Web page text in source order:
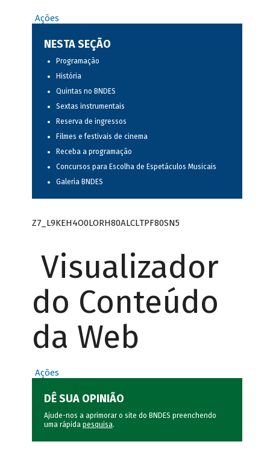
Ações
NESTA SEÇÃO
Programação
História
Quintas no BNDES
Sextas instrumentais
Reserva de ingressos
Filmes e festivais de cinema
Receba a programação
Concursos para Escolha de Espetáculos Musicais
Galeria BNDES
Z7_L9KEH4O0LORH80ALCLTPF80SN5
Visualizador
do Conteúdo
da Web
Ações
DÊ SUA OPINIÃO
Ajude-nos a aprimorar o site do BNDES preenchendo
uma rápida pesquisa.